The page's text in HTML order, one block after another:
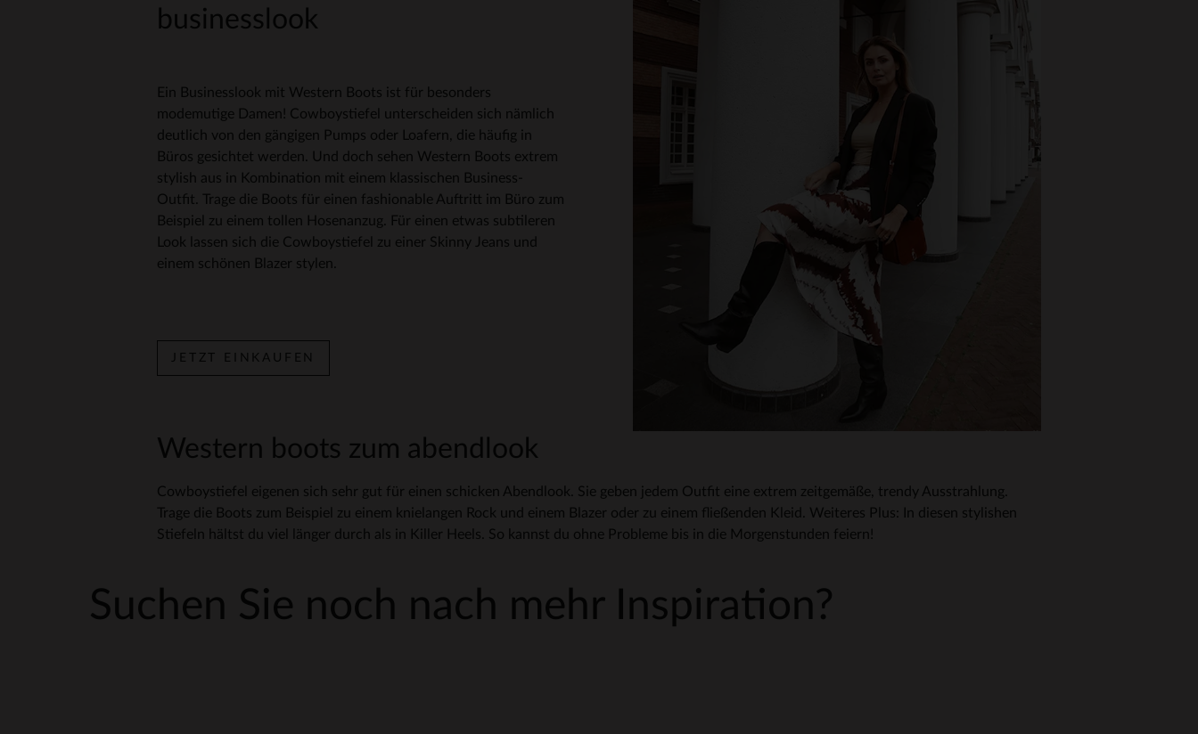
businesslook
Ein Businesslook mit Western Boots ist für besonders
modemutige Damen! Cowboystiefel unterscheiden sich nämlich
deutlich von den gängigen Pumps oder Loafern, die häufig in
Büros gesichtet werden. Und doch sehen Western Boots extrem
stylish aus in Kombination mit einem klassischen Business-
Outfit. Trage die Boots für einen fashionable Auftritt im Büro zum
Beispiel zu einem tollen Hosenanzug. Für einen etwas subtileren
Look lassen sich die Cowboystiefel zu einer Skinny Jeans und
einem schönen Blazer stylen.
JETZT EINKAUFEN
Western boots zum abendlook
Cowboystiefel eigenen sich sehr gut für einen schicken Abendlook. Sie geben jedem Outfit eine extrem zeitgemäße, trendy Ausstrahlung.
Trage die Boots zum Beispiel zu einem knielangen Rock und einem Blazer oder zu einem fließenden Kleid. Weiteres Plus: In diesen stylishen
Stiefeln hältst du viel länger durch als in Killer Heels. So kannst du ohne Probleme bis in die Morgenstunden feiern!
Suchen Sie noch nach mehr Inspiration?